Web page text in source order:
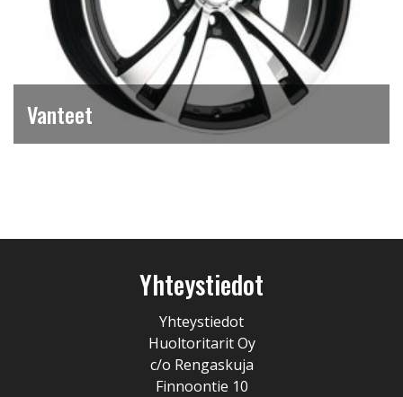
Vanteet
Yhteystiedot
Yhteystiedot
Huoltoritarit Oy
c/o Rengaskuja
Finnoontie 10